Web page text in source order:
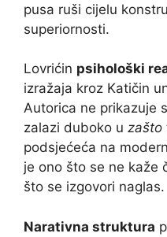
pusa ruši cijelu
superiornosti.
Lovrićin psihološki
izražaja kroz Katičin
Autorica ne prikazuje
zalazi duboko u zašto
podsjećeća na
je ono što se ne kaže
što se izgovori naglas.
Narativna struktura